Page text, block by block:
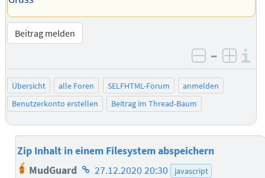
Beitrag melden
negativ
–
Übersicht alle Foren SELFHTML-Forum
anmelden
Benutzerkonto erstellen
Beitrag im Thread-Baum
Zip Inhalt in einem Filesystem abspeichern
MudGuard Homepage
27.12.2020 20:30 javascript